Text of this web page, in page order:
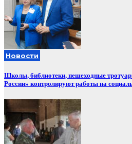
Новости
Школы, библиотеки, пешеходные
России» контролируют работы на